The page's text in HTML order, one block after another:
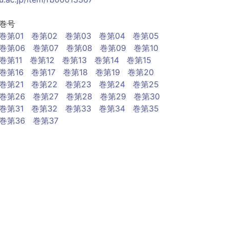
号
第01
巻第02 巻第03 巻第04
巻第05
第06
巻第07 巻第08 巻第09
巻第10
第11
巻第12 巻第13 巻第14
巻第15
第16
巻第17 巻第18 巻第19
巻第20
第21
巻第22 巻第23 巻第24
巻第25
第26
巻第27 巻第28 巻第29
巻第30
第31
巻第32 巻第33 巻第34
巻第35
第36
巻第37